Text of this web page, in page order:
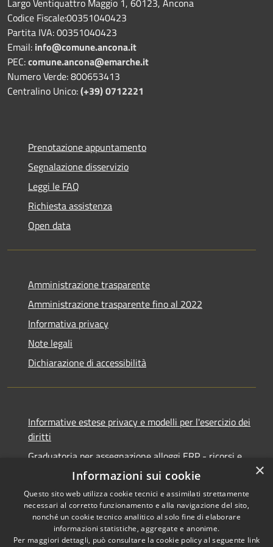
Codice Fiscale:00351040423
Partita IVA: 00351040423
Email: info@comune.ancona.it
PEC:comune.ancona@emarche.it
Numero Verde: 800653413
Centralino Unico:(+39) 0712221
Prenotazione appuntamento
Segnalazione disservizio
Leggi le FAQ
Richiesta assistenza
Open data
Amministrazione trasparente
Amministrazione trasparente fino al 2022
Informativa privacy
Note legali
Dichiarazione di accessibilità
Informative estese privacy e modelli per l'esercizio dei
diritti
Graduatoria per assegnazione alloggi ERP - ricorsi e
Copyright © 2026 • Comune di
×
Informazioni sui cookie
Questo sito web utilizza cookie tecnici e assimilati strettamente
necessari al corretto funzionamento e alla navigazione del sito,
nonché un cookie tecnico analitico al solo fine di elaborare
informazioni statistiche, aggregate e anonime.
Per maggiori dettagli, può consultare la cookie policy al seguente link